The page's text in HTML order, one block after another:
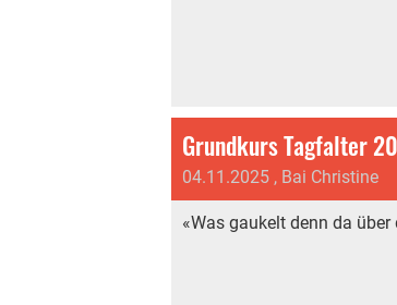
Grundkurs Tagfalter
04.11.2025 , Bai Christine
«Was gaukelt denn da über